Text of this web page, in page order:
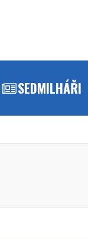
SEDMILHÁŘI